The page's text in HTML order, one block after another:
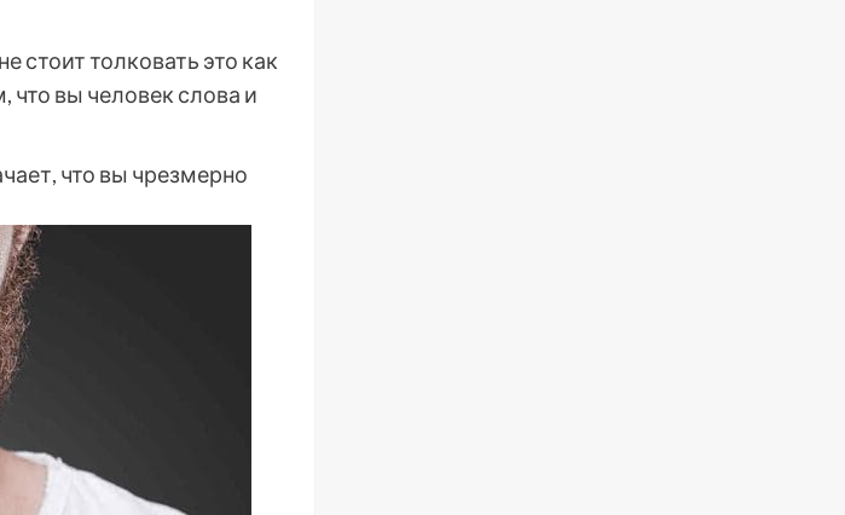
стоит толковать это как
что вы человек слова и
что вы чрезмерно